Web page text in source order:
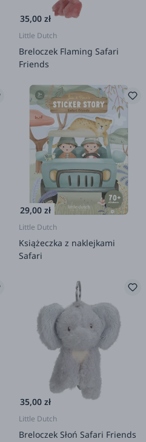
35,00 zł
Little Dutch
Breloczek Flaming Safari
Friends
29,00 zł
Little Dutch
Książeczka z naklejkami
Safari
35,00 zł
Little Dutch
Breloczek Słoń Safari Friends